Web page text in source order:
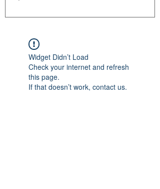
Widget Didn’t Load
Check your internet and refresh
this page.
If that doesn’t work, contact us.